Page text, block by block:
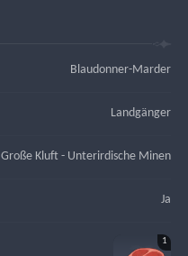
Blaudonner-Marder
Landgänger
Große Kluft - Unterirdische Minen
Ja
1